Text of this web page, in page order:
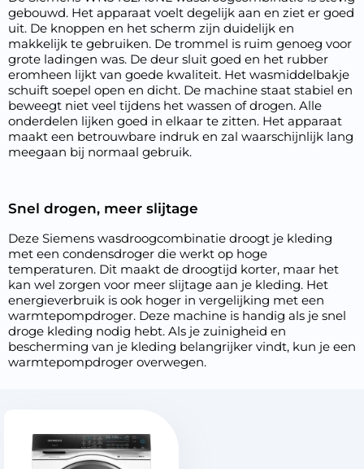
gebouwd. Het apparaat voelt degelijk aan en ziet er goed
uit. De knoppen en het scherm zijn duidelijk en
makkelijk te gebruiken. De trommel is ruim genoeg voor
grote ladingen was. De deur sluit goed en het rubber
eromheen lijkt van goede kwaliteit. Het wasmiddelbakje
schuift soepel open en dicht. De machine staat stabiel en
beweegt niet veel tijdens het wassen of drogen. Alle
onderdelen lijken goed in elkaar te zitten. Het apparaat
maakt een betrouwbare indruk en zal waarschijnlijk lang
meegaan bij normaal gebruik.
Snel drogen, meer slijtage
Deze Siemens wasdroogcombinatie droogt je kleding
met een condensdroger die werkt op hoge
temperaturen. Dit maakt de droogtijd korter, maar het
kan wel zorgen voor meer slijtage aan je kleding. Het
energieverbruik is ook hoger in vergelijking met een
warmtepompdroger. Deze machine is handig als je snel
droge kleding nodig hebt. Als je zuinigheid en
bescherming van je kleding belangrijker vindt, kun je een
warmtepompdroger overwegen.